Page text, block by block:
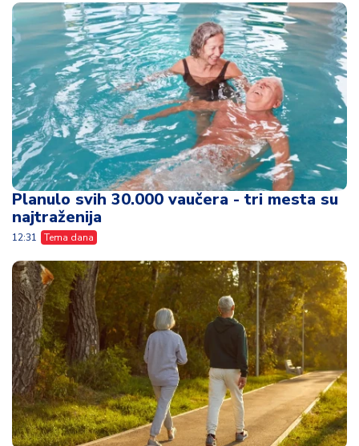
Planulo svih 30.000 vaučera - tri mesta su
najtraženija
12:31 Tema dana